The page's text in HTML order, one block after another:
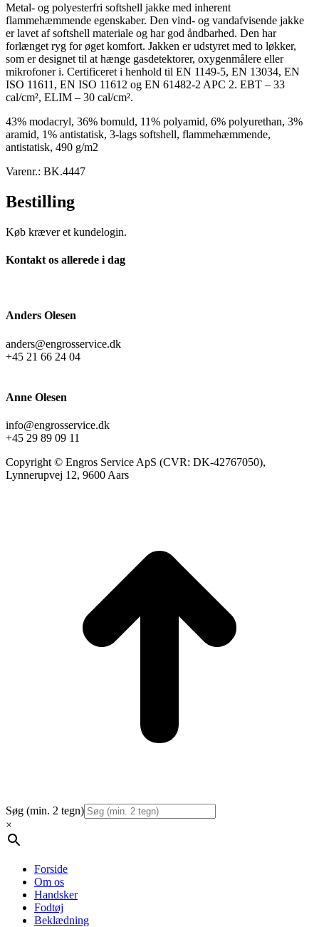
Metal- og polyesterfri softshell jakke med inherent
flammehæmmende egenskaber. Den vind- og vandafvisende jakke
er lavet af softshell materiale og har god åndbarhed. Den har
forlænget ryg for øget komfort. Jakken er udstyret med to løkker,
som er designet til at hænge gasdetektorer, oxygenmålere eller
mikrofoner i. Certificeret i henhold til EN 1149-5, EN 13034, EN
ISO 11611, EN ISO 11612 og EN 61482-2 APC 2. EBT – 33
cal/cm², ELIM – 30 cal/cm².
43% modacryl, 36% bomuld, 11% polyamid, 6% polyurethan, 3%
aramid, 1% antistatisk, 3-lags softshell, flammehæmmende,
antistatisk, 490 g/m2
Varenr.: BK.4447
Bestilling
Køb kræver et kundelogin.
Kontakt os allerede i dag
Anders Olesen
anders@engrosservice.dk
+45 21 66 24 04
Anne Olesen
info@engrosservice.dk
+45 29 89 09 11
Copyright © Engros Service ApS (CVR: DK-42767050),
Lynnerupvej 12, 9600 Aars
Søg (min. 2 tegn)
×
Forside
Om os
Handsker
Fodtøj
Beklædning